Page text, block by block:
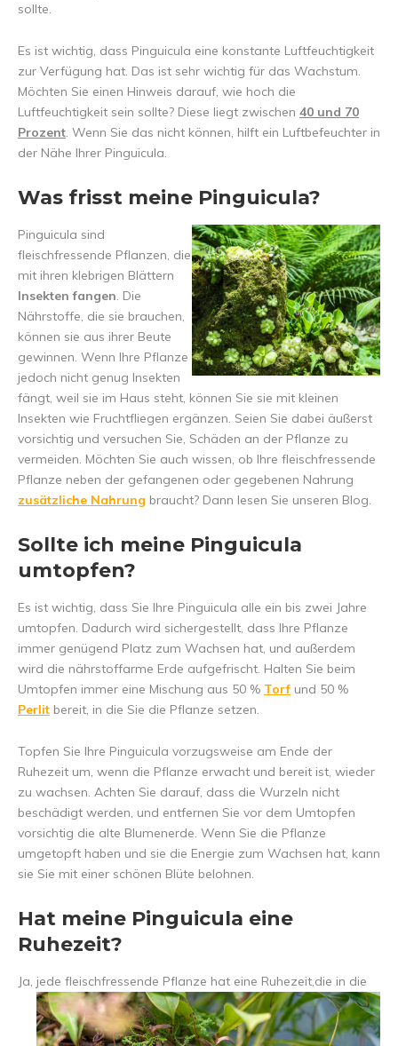
sollte.
Es ist wichtig, dass Pinguicula eine konstante Luftfeuchtigkeit
zur Verfügung hat. Das ist sehr wichtig für das Wachstum.
Möchten Sie einen Hinweis darauf, wie hoch die
Luftfeuchtigkeit sein sollte? Diese liegt zwischen 40 und 70
Prozent. Wenn Sie das nicht können, hilft ein Luftbefeuchter in
der Nähe Ihrer Pinguicula.
Was frisst meine Pinguicula?
Pinguicula sind
fleischfressende Pflanzen, die
mit ihren klebrigen Blättern
Insekten fangen. Die
Nährstoffe, die sie brauchen,
können sie aus ihrer Beute
gewinnen. Wenn Ihre Pflanze
jedoch nicht genug Insekten
fängt, weil sie im Haus steht, können Sie sie mit kleinen
Insekten wie Fruchtfliegen ergänzen. Seien Sie dabei äußerst
vorsichtig und versuchen Sie, Schäden an der Pflanze zu
vermeiden. Möchten Sie auch wissen, ob Ihre fleischfressende
Pflanze neben der gefangenen oder gegebenen Nahrung
zusätzliche Nahrung braucht? Dann lesen Sie unseren Blog.
Sollte ich meine Pinguicula
umtopfen?
Es ist wichtig, dass Sie Ihre Pinguicula alle ein bis zwei Jahre
umtopfen. Dadurch wird sichergestellt, dass Ihre Pflanze
immer genügend Platz zum Wachsen hat, und außerdem
wird die nährstoffarme Erde aufgefrischt. Halten Sie beim
Umtopfen immer eine Mischung aus 50 % Torf und 50 %
Perlit bereit, in die Sie die Pflanze setzen.
Topfen Sie Ihre Pinguicula vorzugsweise am Ende der
Ruhezeit um, wenn die Pflanze erwacht und bereit ist, wieder
zu wachsen. Achten Sie darauf, dass die Wurzeln nicht
beschädigt werden, und entfernen Sie vor dem Umtopfen
vorsichtig die alte Blumenerde. Wenn Sie die Pflanze
umgetopft haben und sie die Energie zum Wachsen hat, kann
sie Sie mit einer schönen Blüte belohnen.
Hat meine Pinguicula eine
Ruhezeit?
Ja, jede fleischfressende Pflanze hat eine Ruhezeit,die in die